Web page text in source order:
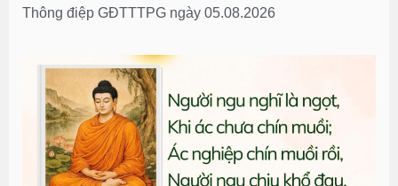
Thông điệp GĐTTTPG ngày 05.08.2026